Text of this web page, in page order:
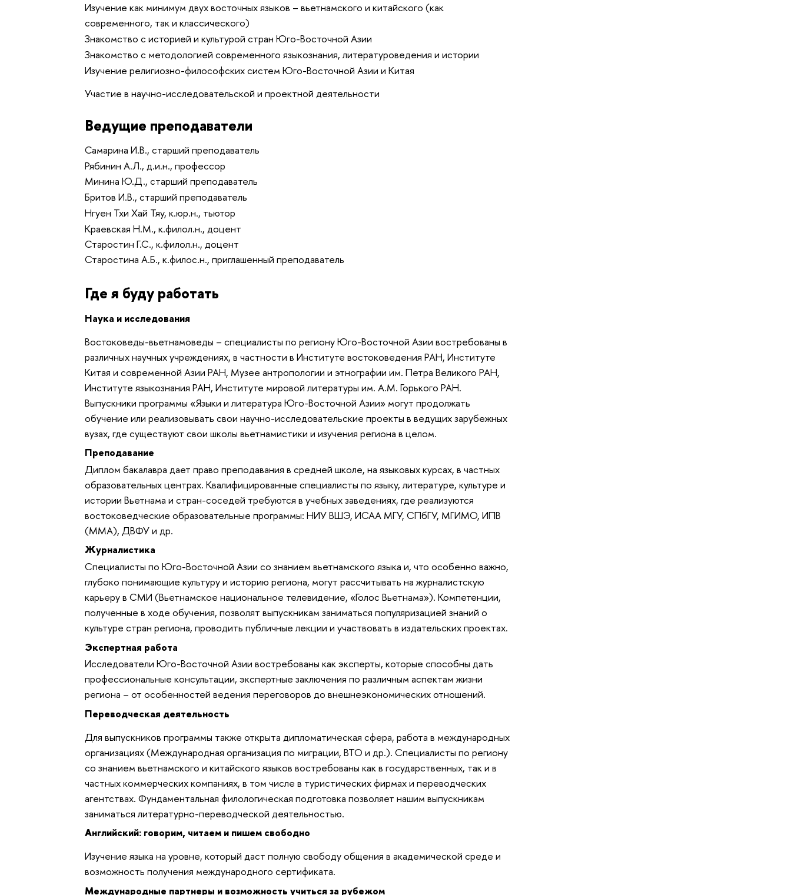
Изучение как минимум двух восточных языков – вьетнамского и китайского (как
современного, так и классического)
Знакомство с историей и культурой стран Юго-Восточной Азии
Знакомство с методологией современного языкознания, литературоведения и истории
Изучение религиозно-философских систем Юго-Восточной Азии и Китая
Участие в научно-исследовательской и проектной деятельности
Ведущие преподаватели
Самарина И.В., старший преподаватель
Рябинин А.Л., д.и.н., профессор
Минина Ю.Д., старший преподаватель
Бритов И.В., старший преподаватель
Нгуен Тхи Хай Тяу, к.юр.н., тьютор
Краевская Н.М., к.филол.н., доцент
Старостин Г.С., к.филол.н., доцент
Старостина А.Б., к.филос.н., приглашенный преподаватель
Где я буду работать
Наука и исследования
Востоковеды-вьетнамоведы – специалисты по региону Юго-Восточной Азии востребованы в
различных научных учреждениях, в частности в Институте востоко­ведения РАН, Институте
Китая и современной Азии РАН, Музее антропологии и этнографии им. Петра Великого РАН,
Институте языкознания РАН, Институте мировой литературы им. А.М. Горького РАН.
Выпускники программы «Языки и литерату­ра Юго-Восточной Азии» могут продолжать
обучение или реали­зовывать свои научно-исследова­тельские проекты в ведущих зару­бежных
вузах, где существуют свои школы вьетнамистики и изучения региона в целом.
Преподавание
Диплом бакалавра дает право преподавания в средней школе, на языковых курсах, в частных
образовательных центрах. Квалифицированные специалисты по языку, литературе, культуре и
истории Вьетнама и стран-сосе­дей требуются в учебных заведени­ях, где реализуются
востоковедче­ские образовательные программы: НИУ ВШЭ, ИСАА МГУ, СПбГУ, МГИМО, ИПВ
(ММА), ДВФУ и др.
Журналистика
Специалисты по Юго-Восточной Азии со знанием вьетнамского языка и, что особенно важно,
глубоко понимаю­щие культуру и историю региона, могут рассчитывать на журналистскую
карьеру в СМИ (Вьетнамское национальное телевидение, «Голос Вьетнама»). Компетенции,
полу­ченные в ходе обучения, позволят выпускникам заниматься популяри­зацией знаний о
культуре стран региона, проводить публичные лекции и участвовать в издательских проектах.
Экспертная работа
Исследователи Юго-Восточной Азии востребованы как эксперты, которые способны дать
профессио­нальные консультации, экспертные заключения по различным аспек­там жизни
региона – от особен­ностей ведения переговоров до внешнеэкономических отношений.
Переводческая деятельность
Для выпускников программы также открыта дипломатическая сфера, работа в международных
организа­циях (Международная организация по миграции, ВТО и др.). Специ­алисты по региону
со знанием вьетнамского и китайского языков востребованы как в государствен­ных, так и в
частных коммерческих компаниях, в том числе в туристи­ческих фирмах и переводческих
агентствах. Фундаментальная филологическая подготовка позволяет нашим выпускникам
заниматься литературно-переводческой деятельностью.
Английский: говорим, читаем и пишем свободно
Изучение языка на уровне, который даст полную свободу общения в академической среде и
возможность получения международного сертификата.
Международные партнеры и возможность учиться за рубежом